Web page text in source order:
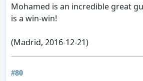
Mohamed is an incredible great
is a win-win!
(Madrid, 2016-12-21)
#80